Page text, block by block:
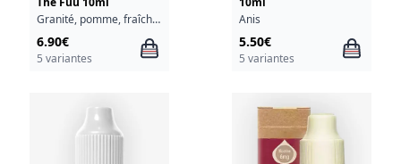
Granité, pomme, fraîcheur, cassis, pêche
6.90€
5 variantes
Anis
5.50€
5 variantes